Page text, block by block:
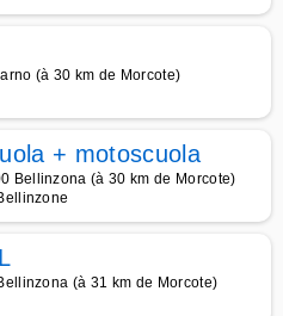
(à 30 km de Morcote)
+ motoscuola
Bellinzona (à 30 km de Morcote)
(à 31 km de Morcote)